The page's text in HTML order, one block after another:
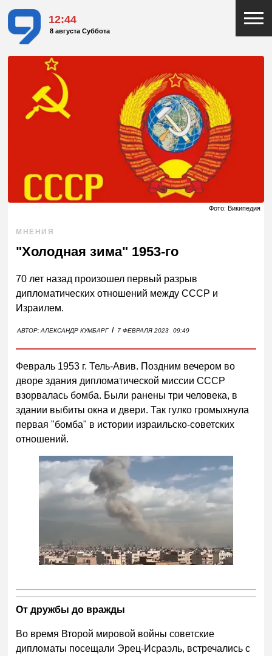
12:44
8 августа Суббота
Фото: Википедия
МНЕНИЯ
"Холодная зима" 1953-го
70 лет назад произошел первый разрыв
дипломатических отношений между СССР и
Израилем.
АВТОР:АЛЕКСАНДР КУМБАРГ I 7 ФЕВРАЛЯ 2023 09:49
Февраль 1953 г. Тель-Авив. Поздним вечером во
дворе здания дипломатической миссии СССР
взорвалась бомба. Были ранены три человека, в
здании выбиты окна и двери. Так гулко громыхнула
первая "бомба" в истории израильско-советских
отношений.
От дружбы до вражды
Во время Второй мировой войны советские
дипломаты посещали Эрец-Исраэль, встречались с